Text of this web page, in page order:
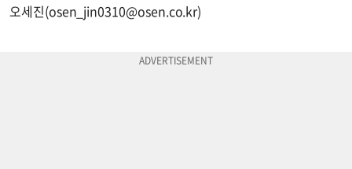
오세진(osen_jin0310@osen.co.kr)